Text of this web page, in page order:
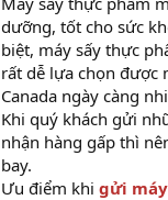
dưỡng, tốt cho sức
biệt, máy sấy thực
rất dễ lựa chọn được
Canada ngày càng
Khi quý khách gửi
nhận hàng gấp thì
bay.
Ưu điểm khi gửi